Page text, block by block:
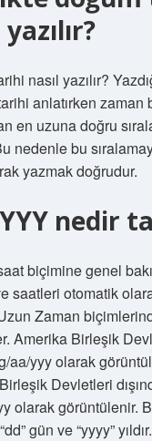
nasıl yazılır?
anlatırken zaman
en uzuna doğru
nedenle bu
yazmak doğrudur.
nedir
biçimine genel
saatleri otomatik
Zaman
Amerika Birleşik
aa/yyy olarak
Devletleri
olarak görüntülenir.
gün ve “yyyy” yıldır.